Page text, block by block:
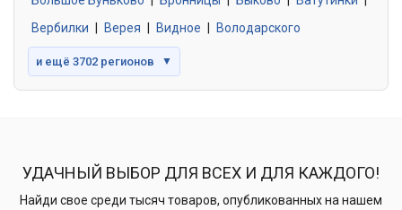
Вербилки
Верея Видное Володарского
и ещё 3702 регионов ▼
УДАЧНЫЙ ВЫБОР ДЛЯ ВСЕХ И ДЛЯ КАЖДОГО!
Найди свое среди тысяч товаров, опубликованных на нашем